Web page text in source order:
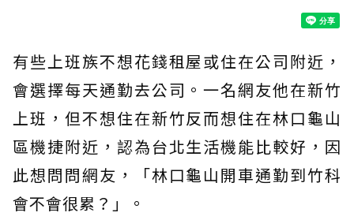
有些上班族不想花錢租屋或住在公司附近，
會選擇每天通勤去公司。一名網友他在新竹
上班，但不想住在新竹反而想住在林口龜山
區機捷附近，認為台北生活機能比較好，因
此想問問網友，「林口龜山開車通勤到竹科
會不會很累？」。